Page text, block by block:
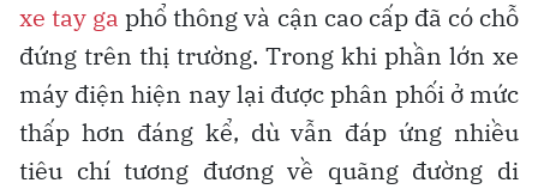
xe tay ga phổ thông và cận cao cấp đã có chỗ
đứng trên thị trường. Trong khi phần lớn xe
máy điện hiện nay lại được phân phối ở mức
thấp hơn đáng kể, dù vẫn đáp ứng nhiều
tiêu chí tương đương về quãng đường di